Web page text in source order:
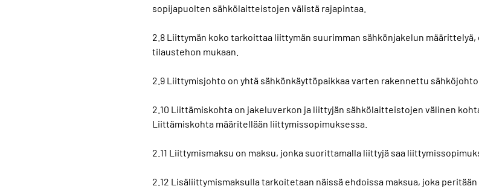
sopijapuolten sähkölaitteistojen välistä rajapintaa.
2.8 Liittymän koko tarkoittaa liittymän suurimman sähkönjakelun
tilaustehon mukaan.
2.9 Liittymisjohto on yhtä sähkönkäyttöpaikkaa varten rakennettu
2.10 Liittämiskohta on jakeluverkon ja liittyjän sähkölaitteistojen välinen
Liittämiskohta määritellään liittymissopimuksessa.
2.11 Liittymismaksu on maksu, jonka suorittamalla liittyjä saa
2.12 Lisäliittymismaksulla tarkoitetaan näissä ehdoissa maksua, joka